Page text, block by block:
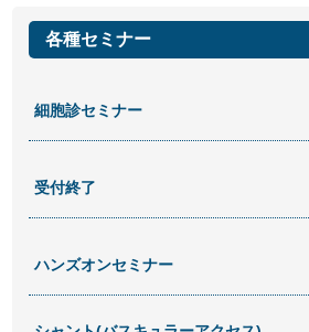
各種セミナー
細胞診セミナー
受付終了
ハンズオンセミナー